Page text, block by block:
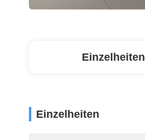
Einzelheiten
Einzelheiten